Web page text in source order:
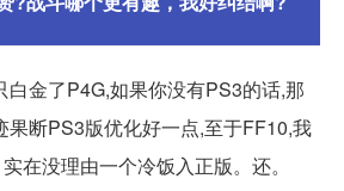
白金了P4G,如果你没有PS3的话,那
果断PS3版优化好一点,至于FF10,我
在没理由一个冷饭入正版。还。